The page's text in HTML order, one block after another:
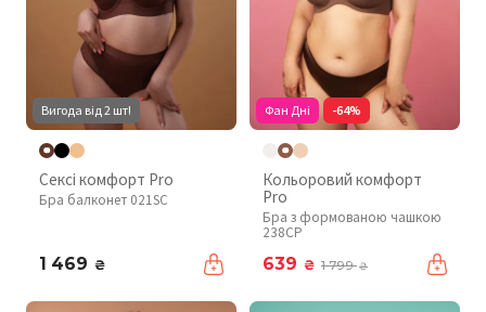
Вигода від 2 шт!
Сексі комфорт Pro
Бра балконет 021SC
1 469 ₴
Фан Дні -64%
Кольоровий комфорт
Pro
Бра з формованою чашкою
238CP
639 ₴ 1 799₴